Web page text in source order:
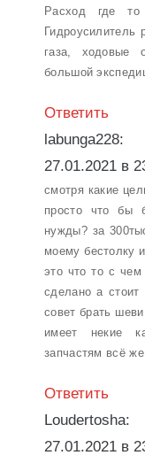
Расход где
Гидроусилитель
газа, ходовые
большой
Ответить
labunga228:
27.01.2021 в
смотря какие
просто что бы
нужды? за
моему бестолку
это что то с чем
сделано а
совет брать
имеет некие
запчастям всё
Ответить
Loudertosha:
27.01.2021 в